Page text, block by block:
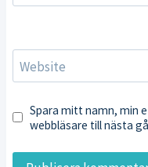
Website
Spara mitt namn, min
webbläsare till nästa